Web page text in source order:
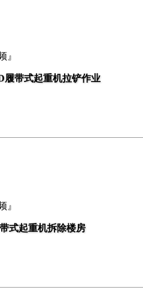
』
履带式起重机拉铲作业
』
式起重机拆除楼房